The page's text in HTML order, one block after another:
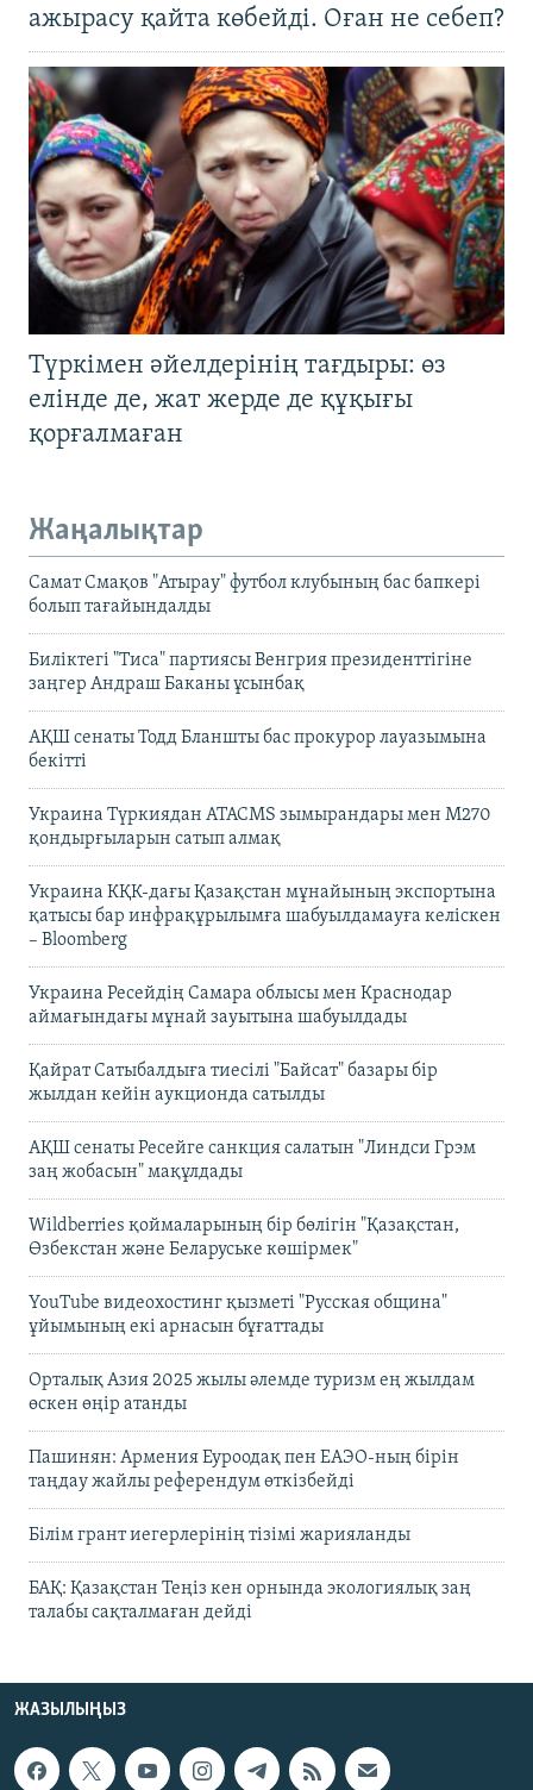
ажырасу қайта көбейді. Оған не себеп?
Түркімен әйелдерінің тағдыры: өз
елінде де, жат жерде де құқығы
қорғалмаған
Жаңалықтар
Самат Смақов "Атырау" футбол клубының бас бапкері
болып тағайындалды
Биліктегі "Тиса" партиясы Венгрия президенттігіне
заңгер Андраш Баканы ұсынбақ
АҚШ сенаты Тодд Бланшты бас прокурор лауазымына
бекітті
Украина Түркиядан ATACMS зымырандары мен M270
қондырғыларын сатып алмақ
Украина КҚК-дағы Қазақстан мұнайының экспортына
қатысы бар инфрақұрылымға шабуылдамауға келіскен
– Bloomberg
Украина Ресейдің Самара облысы мен Краснодар
аймағындағы мұнай зауытына шабуылдады
Қайрат Сатыбалдыға тиесілі "Байсат" базары бір
жылдан кейін аукционда сатылды
АҚШ сенаты Ресейге санкция салатын "Линдси Грэм
заң жобасын" мақұлдады
Wildberries қоймаларының бір бөлігін "Қазақстан,
Өзбекстан және Беларуське көшірмек"
YouTube видеохостинг қызметі "Русская община"
ұйымының екі арнасын бұғаттады
Орталық Азия 2025 жылы әлемде туризм ең жылдам
өскен өңір атанды
Пашинян: Армения Еуроодақ пен ЕАЭО-ның бірін
таңдау жайлы референдум өткізбейді
Білім грант иегерлерінің тізімі жарияланды
БАҚ: Қазақстан Теңіз кен орнында экологиялық заң
талабы сақталмаған дейді
ЖАЗЫЛЫҢЫЗ